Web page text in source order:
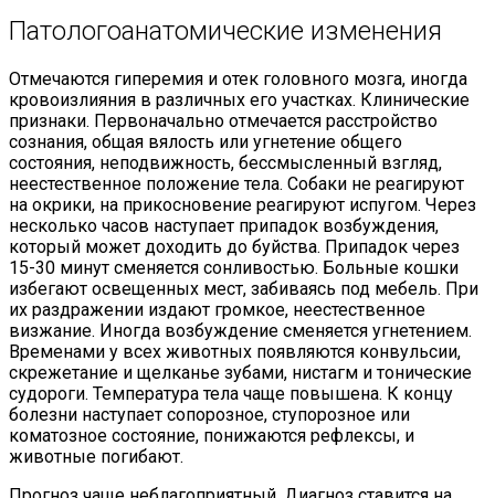
Патологоанатомические изменения
Отмечаются гиперемия и отек головного мозга, иногда
кровоизлияния в различных его участках. Клинические
признаки. Первоначально отмечается расстройство
сознания, общая вялость или угнетение общего
состояния, неподвижность, бессмысленный взгляд,
неестественное положение тела. Собаки не реагируют
на окрики, на прикосновение реагируют испугом. Через
несколько часов наступает припадок возбуждения,
который может доходить до буйства. Припадок через
15-30 минут сменяется сонливостью. Больные кошки
избегают освещенных мест, забиваясь под мебель. При
их раздражении издают громкое, неестественное
визжание. Иногда возбуждение сменяется угнетением.
Временами у всех животных появляются конвульсии,
скрежетание и щелканье зубами, нистагм и тонические
судороги. Температура тела чаще повышена. К концу
болезни наступает сопорозное, ступорозное или
коматозное состояние, понижаются рефлексы, и
животные погибают.